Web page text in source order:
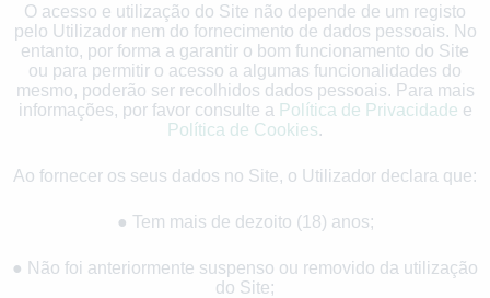
O acesso e utilização do Site não depende de um registo
pelo Utilizador nem do fornecimento de dados pessoais. No
entanto, por forma a garantir o bom funcionamento do Site
ou para permitir o acesso a algumas funcionalidades do
mesmo, poderão ser recolhidos dados pessoais. Para mais
informações, por favor consulte a Política de Privacidade e
Política de Cookies.
Ao fornecer os seus dados no Site, o Utilizador declara que:
● Tem mais de dezoito (18) anos;
● Não foi anteriormente suspenso ou removido da utilização
do Site;